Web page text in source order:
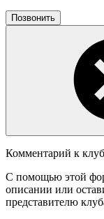
Позвонить
Комментарий к
С помощью этой
описании или
представителю